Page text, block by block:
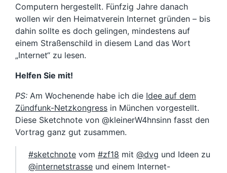
Computern hergestellt. Fünfzig Jahre danach
wollen wir den Heimatverein Internet gründen – bis
dahin sollte es doch gelingen, mindestens auf
einem Straßenschild in diesem Land das Wort
„Internet“ zu lesen.
Helfen Sie mit!
PS: Am Wochenende habe ich die Idee auf dem
Zündfunk-Netzkongress in München vorgestellt.
Diese Sketchnote von @kleinerW4hnsinn fasst den
Vortrag ganz gut zusammen.
#sketchnote vom #zf18 mit @dvg und Ideen zu
@internetstrasse und einem Internet-